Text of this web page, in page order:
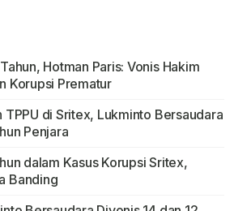
Hotman Paris: Vonis Hakim
Korupsi Prematur
di Sritex, Lukminto Bersaudara
Penjara
dalam Kasus Korupsi Sritex,
Banding